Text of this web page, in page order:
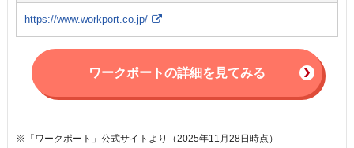
https://www.workport.co.jp/
ワークポートの詳細を見てみる
※「ワークポート」公式サイトより（2025年11月28日時点）